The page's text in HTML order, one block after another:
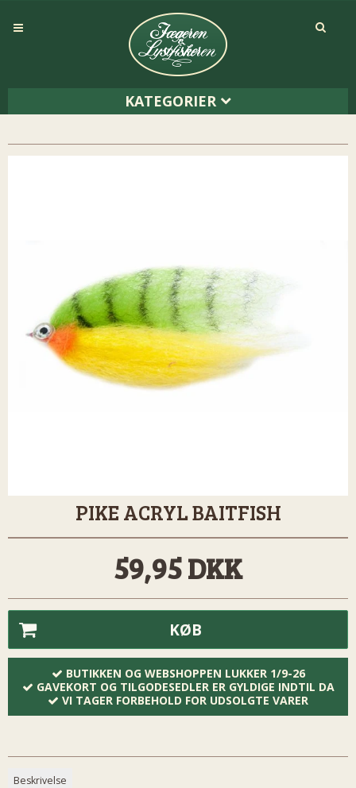
KATEGORIER
PIKE ACRYL BAITFISH
59,95 DKK
KØB
BUTIKKEN OG WEBSHOPPEN LUKKER 1/9-26
GAVEKORT OG TILGODESEDLER ER GYLDIGE INDTIL DA
VI TAGER FORBEHOLD FOR UDSOLGTE VARER
Beskrivelse